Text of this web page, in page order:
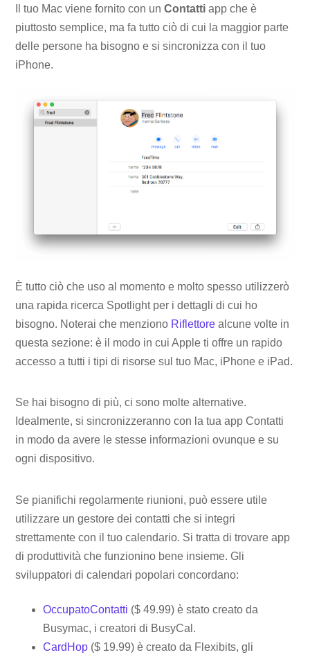
Il tuo Mac viene fornito con un Contatti app che è
piuttosto semplice, ma fa tutto ciò di cui la maggior parte
delle persone ha bisogno e si sincronizza con il tuo
iPhone.
È tutto ciò che uso al momento e molto spesso utilizzerò
una rapida ricerca Spotlight per i dettagli di cui ho
bisogno. Noterai che menziono Riflettore alcune volte in
questa sezione: è il modo in cui Apple ti offre un rapido
accesso a tutti i tipi di risorse sul tuo Mac, iPhone e iPad.
Se hai bisogno di più, ci sono molte alternative.
Idealmente, si sincronizzeranno con la tua app Contatti
in modo da avere le stesse informazioni ovunque e su
ogni dispositivo.
Se pianifichi regolarmente riunioni, può essere utile
utilizzare un gestore dei contatti che si integri
strettamente con il tuo calendario. Si tratta di trovare app
di produttività che funzionino bene insieme. Gli
sviluppatori di calendari popolari concordano:
OccupatoContatti ($ 49.99) è stato creato da
Busymac, i creatori di BusyCal.
CardHop ($ 19.99) è creato da Flexibits, gli